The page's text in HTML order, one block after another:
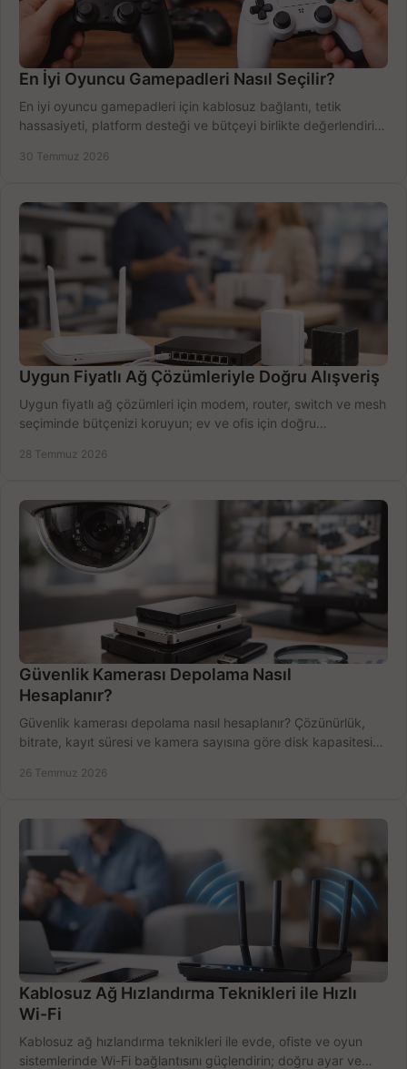
En İyi Oyuncu Gamepadleri Nasıl Seçilir?
En iyi oyuncu gamepadleri için kablosuz bağlantı, tetik
hassasiyeti, platform desteği ve bütçeyi birlikte değerlendirin;
30 Temmuz 2026
Uygun Fiyatlı Ağ Çözümleriyle Doğru Alışveriş
Uygun fiyatlı ağ çözümleri için modem, router, switch ve mesh
seçiminde bütçenizi koruyun; ev ve ofis için doğru
28 Temmuz 2026
Güvenlik Kamerası Depolama Nasıl
Hesaplanır?
Güvenlik kamerası depolama nasıl hesaplanır? Çözünürlük,
bitrate, kayıt süresi ve kamera sayısına göre disk kapasitesini
26 Temmuz 2026
Kablosuz Ağ Hızlandırma Teknikleri ile Hızlı
Wi-Fi
Kablosuz ağ hızlandırma teknikleri ile evde, ofiste ve oyun
sistemlerinde Wi-Fi bağlantısını güçlendirin; doğru ayar ve